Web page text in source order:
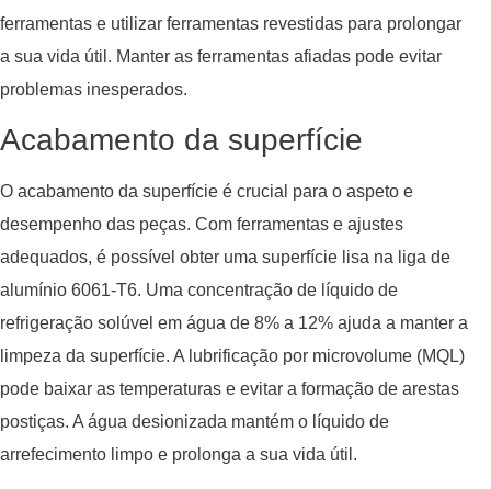
ferramentas e utilizar ferramentas revestidas para prolongar
a sua vida útil. Manter as ferramentas afiadas pode evitar
problemas inesperados.
Acabamento da superfície
O acabamento da superfície é crucial para o aspeto e
desempenho das peças. Com ferramentas e ajustes
adequados, é possível obter uma superfície lisa na liga de
alumínio 6061-T6. Uma concentração de líquido de
refrigeração solúvel em água de 8% a 12% ajuda a manter a
limpeza da superfície. A lubrificação por microvolume (MQL)
pode baixar as temperaturas e evitar a formação de arestas
postiças. A água desionizada mantém o líquido de
arrefecimento limpo e prolonga a sua vida útil.